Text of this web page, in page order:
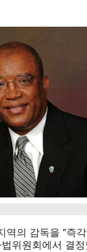
의 감독을 "즉
위원회에서 결